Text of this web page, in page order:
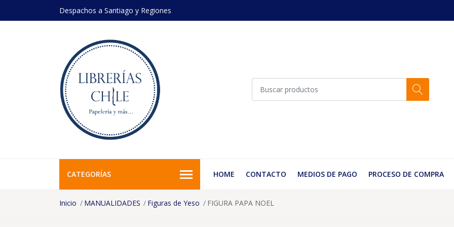
Despachos a Santiago y Regiones
CATEGORÍAS HOME CONTACTO MEDIOS DE PAGO PROCESO DE COMPRA
Inicio MANUALIDADES Figuras de Yeso FIGURA PAPA NOEL